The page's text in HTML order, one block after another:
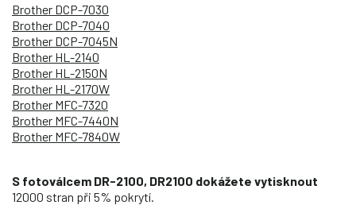
Brother DCP-7030
Brother DCP-7040
Brother DCP-7045N
Brother HL-2140
Brother HL-2150N
Brother HL-2170W
Brother MFC-7320
Brother MFC-7440N
Brother MFC-7840W
S fotoválcem DR-2100, DR2100 dokážete vytisknout
12000 stran při 5% pokrytí.